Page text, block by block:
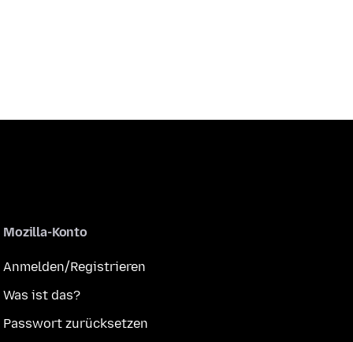
Mozilla-Konto
Anmelden/Registrieren
Was ist das?
Passwort zurücksetzen